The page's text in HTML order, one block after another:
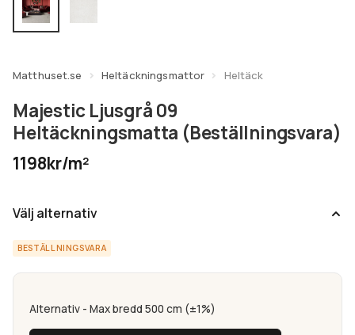
Matthuset.se Heltäckningsmattor Heltäck
Majestic Ljusgrå 09
Heltäckningsmatta (Beställningsvara)
1198kr/m²
Välj alternativ
BESTÄLLNINGSVARA
Alternativ - Max bredd 500 cm (±1%)